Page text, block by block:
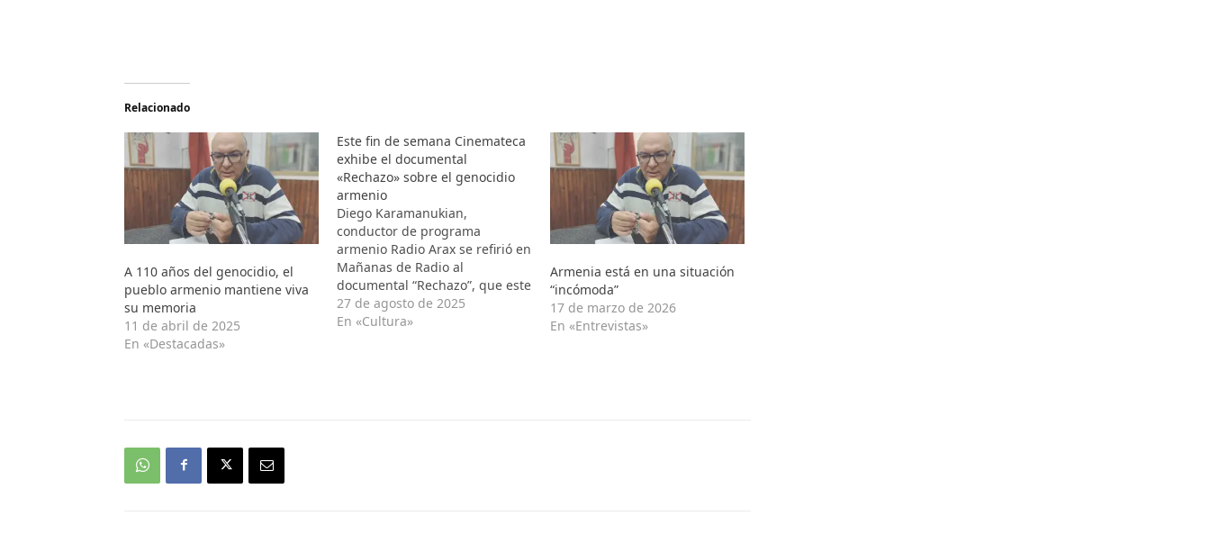
Relacionado
A 110 años del genocidio, el
pueblo armenio mantiene viva
su memoria
11 de abril de 2025
En «Destacadas»
Este fin de semana Cinemateca
exhibe el documental
«Rechazo» sobre el genocidio
armenio
Diego Karamanukian,
conductor de programa
armenio Radio Arax se refirió en
Mañanas de Radio al
documental “Rechazo”, que este
fin de semana se exhibirá en
Cinemateca con la participación
27 de agosto de 2025
En «Cultura»
Armenia está en una situación
“incómoda”
17 de marzo de 2026
En «Entrevistas»